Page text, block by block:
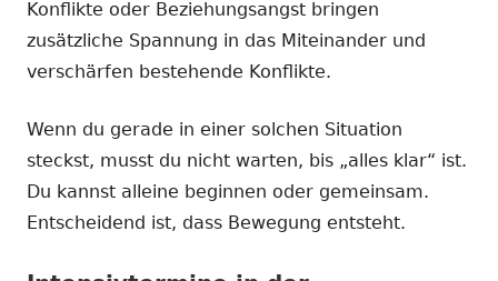
Konflikte oder Beziehungsangst bringen
zusätzliche Spannung in das Miteinander und
verschärfen bestehende Konflikte.
Wenn du gerade in einer solchen Situation
steckst, musst du nicht warten, bis „alles klar“ ist.
Du kannst alleine beginnen oder gemeinsam.
Entscheidend ist, dass Bewegung entsteht.